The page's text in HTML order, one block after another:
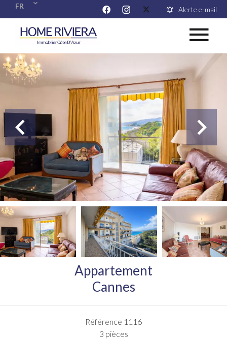
FR Alerte e-mail
Appartement
Cannes
Référence 1116
3 pièces